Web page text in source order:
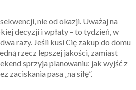
nie od okazji. Uważaj na
decyzji i wpłaty – to tydzień, w
razy. Jeśli kusi Cię zakup do domu
rzecz lepszej jakości, zamiast
sprzyja planowaniu: jak wyjść z
zaciskania pasa „na siłę”.